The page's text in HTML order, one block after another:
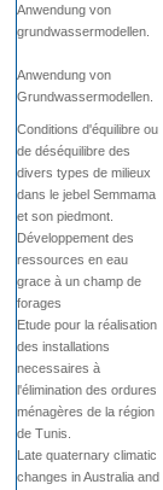
Anwendung von
grundwassermodellen.
Anwendung von
Grundwassermodellen.
Conditions d'équilibre ou
de déséquilibre des
divers types de milieux
dans le jebel Semmama
et son piedmont.
Développement des
ressources en eau
grace à un champ de
forages
Etude pour la réalisation
des installations
necessaires à
l'élimination des ordures
ménagères de la région
de Tunis.
Late quaternary climatic
changes in Australia and